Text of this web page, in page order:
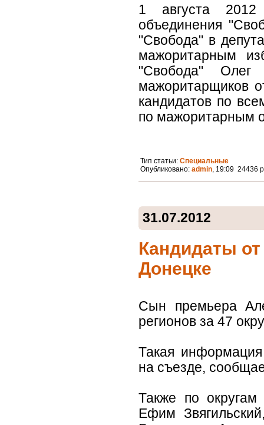
1 августа 2012
объединения
"Свобода" в
мажоритарным
"Свобода" Олег
мажоритарщиков
кандидатов по
по мажоритарным
Тип статьи: Специальные
Опубликовано: admin, 19:09 24436
31.07.2012
Кандидаты
Донецке
Сын премьера
регионов за 47
Такая
на съезде,
Также по
Ефим